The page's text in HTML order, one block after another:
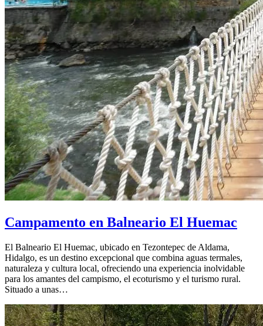
Campamento en Balneario El Huemac
El Balneario El Huemac, ubicado en Tezontepec de Aldama,
Hidalgo, es un destino excepcional que combina aguas termales,
naturaleza y cultura local, ofreciendo una experiencia inolvidable
para los amantes del campismo, el ecoturismo y el turismo rural.
Situado a unas…